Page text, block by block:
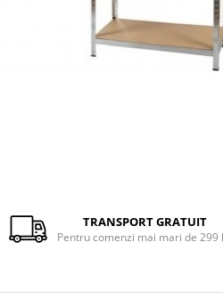
Facebook
TRANSPORT GRATUIT
Pentru comenzi mai mari de 299